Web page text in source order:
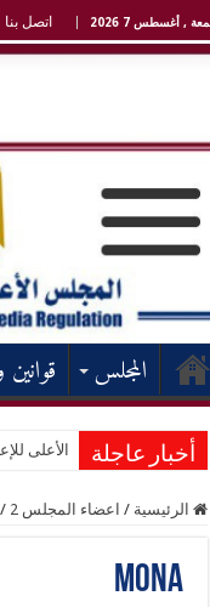
, أغسطس 7 2026 اتصل بنا
المجلس
أخبار عاجلة الأعلى
الرئيسية / اعضاء المجلس 2 /
mona